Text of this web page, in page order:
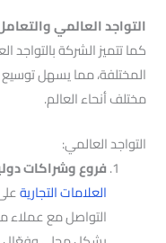
التواجد العالمي
كما تتميز الشركة بالتواجد
المختلفة، مما يسهل
مختلف أنحاء العالم.
التواجد العالمي:
فروع وشراكات
العلامات التجارية
التواصل مع عملاء